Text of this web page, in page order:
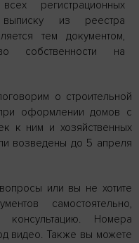
регистрационных
из реестра
тем документом,
собственности на
о строительной
оформлении домов с
к ним и хозяйственных
возведены до 5 апреля
или вы не хотите
самостоятельно,
консультацию. Номера
видео. Также вы можете